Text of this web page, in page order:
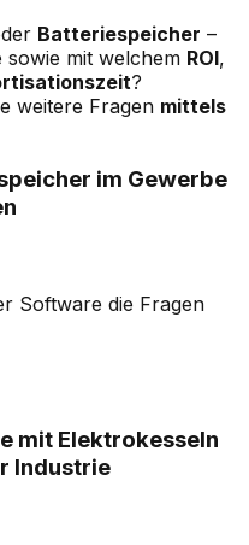
Batteriespeicher –
mit welchem ROI,
?
weitere Fragen mittels
im Gewerbe
Software die Fragen
sich für
oder beides?
mit Elektrokesseln
Industrie